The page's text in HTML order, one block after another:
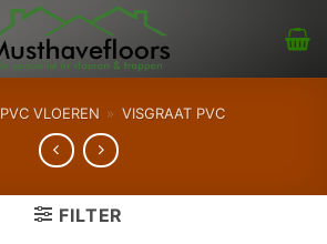
PVC VLOEREN » VISGRAAT PVC
FILTER